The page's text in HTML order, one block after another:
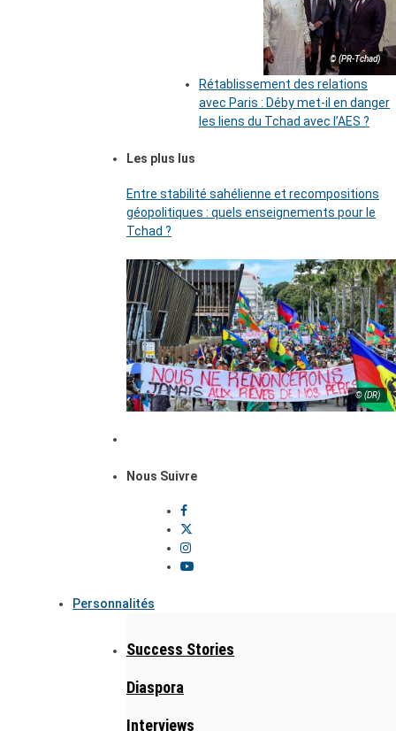
© (PR-Tchad)
Rétablissement des relations
avec Paris : Déby met-il en danger
les liens du Tchad avec l’AES ?
Les plus lus
Entre stabilité sahélienne et recompositions
géopolitiques : quels enseignements pour le
Tchad ?
© (DR)
Nous Suivre
Personnalités
Success Stories
Diaspora
Interviews